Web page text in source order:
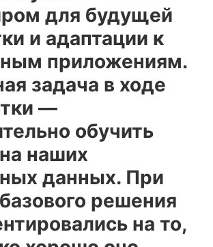
для будущей
и адаптации к
приложениям.
задача в ходе
—
обучить
наших
данных. При
решения
на то,